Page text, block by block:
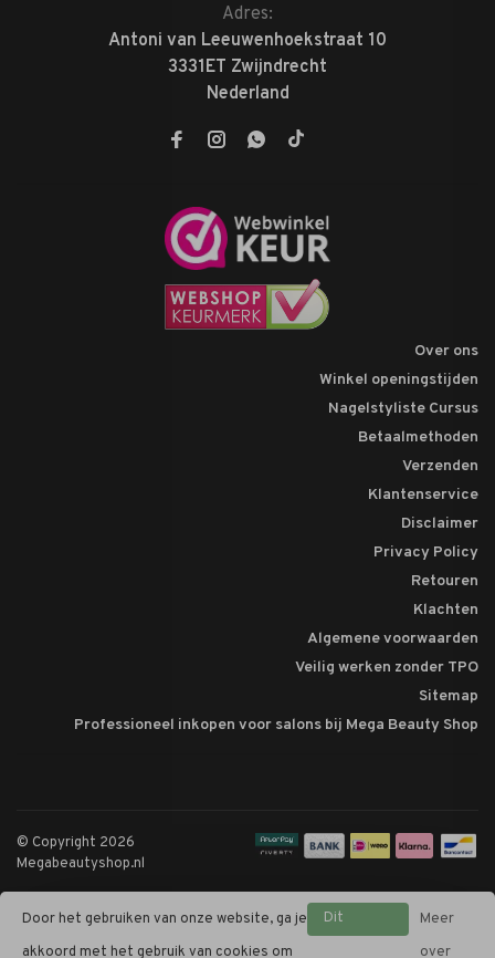
Adres:
Antoni van Leeuwenhoekstraat 10
3331ET Zwijndrecht
Nederland
Over ons
Winkel openingstijden
Nagelstyliste Cursus
Betaalmethoden
Verzenden
Klantenservice
Disclaimer
Privacy Policy
Retouren
Klachten
Algemene voorwaarden
Veilig werken zonder TPO
Sitemap
Professioneel inkopen voor salons bij Mega Beauty Shop
© Copyright 2026
Megabeautyshop.nl
Door het gebruiken van onze website, ga je
akkoord met het gebruik van cookies om
Dit
Meer
over